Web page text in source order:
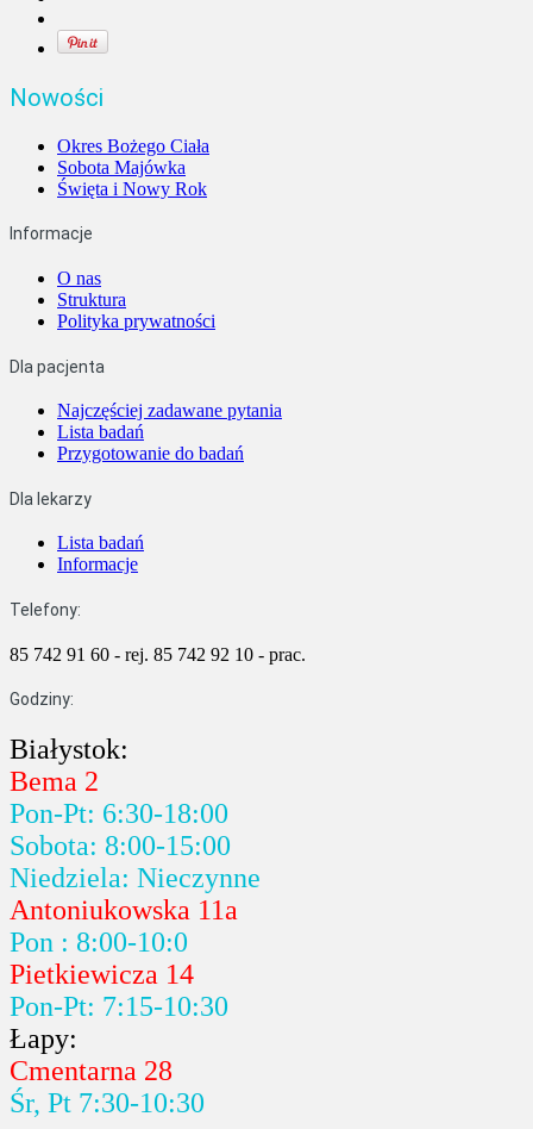
Nowości
Okres Bożego Ciała
Sobota Majówka
Święta i Nowy Rok
Informacje
O nas
Struktura
Polityka prywatności
Dla pacjenta
Najczęściej zadawane pytania
Lista badań
Przygotowanie do badań
Dla lekarzy
Lista badań
Informacje
Telefony:
85 742 91 60 - rej. 85 742 92 10 - prac.
Godziny:
Białystok:
Bema 2
Pon-Pt: 6:30-18:00
Sobota: 8:00-15:00
Niedziela: Nieczynne
Antoniukowska 11a
Pon : 8:00-10:0
Pietkiewicza 14
Pon-Pt: 7:15-10:30
Łapy:
Cmentarna 28
Śr, Pt 7:30-10:30